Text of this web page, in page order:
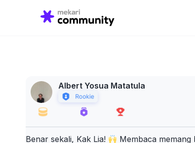
for:
Albert Yosua Matatula
Benar sekali, Kak Lia!
Membaca